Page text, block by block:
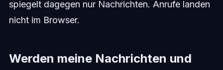
spiegelt dagegen nur Nachrichten. Anrufe landen
nicht im Browser.
Werden meine Nachrichten und